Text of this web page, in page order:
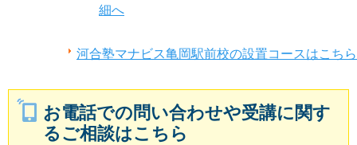
河合塾マナビス亀岡駅前校の設置コースはこちら
細へ
お電話での問い合わせや受講に関す
るご相談はこちら